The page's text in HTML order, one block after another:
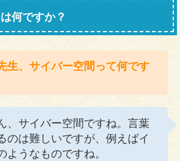
何ですか？
生、サイバー空間って何です
、サイバー空間ですね。言葉
のは難しいですが、例えばイ
ようなものですね。